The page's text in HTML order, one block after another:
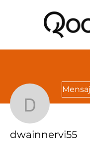
dwainnervi55